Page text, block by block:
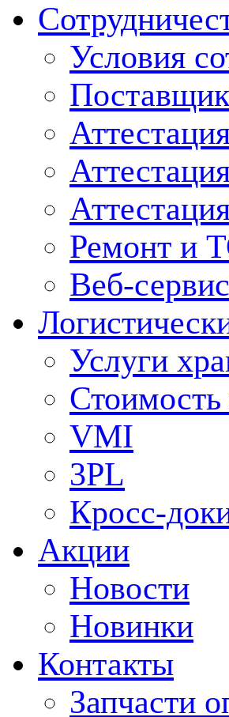
Условия
Ремонт и
Веб-
Услуги
VMI
3PL
Кросс-
Акции
Новости
Новинки
Контакты
Запчасти